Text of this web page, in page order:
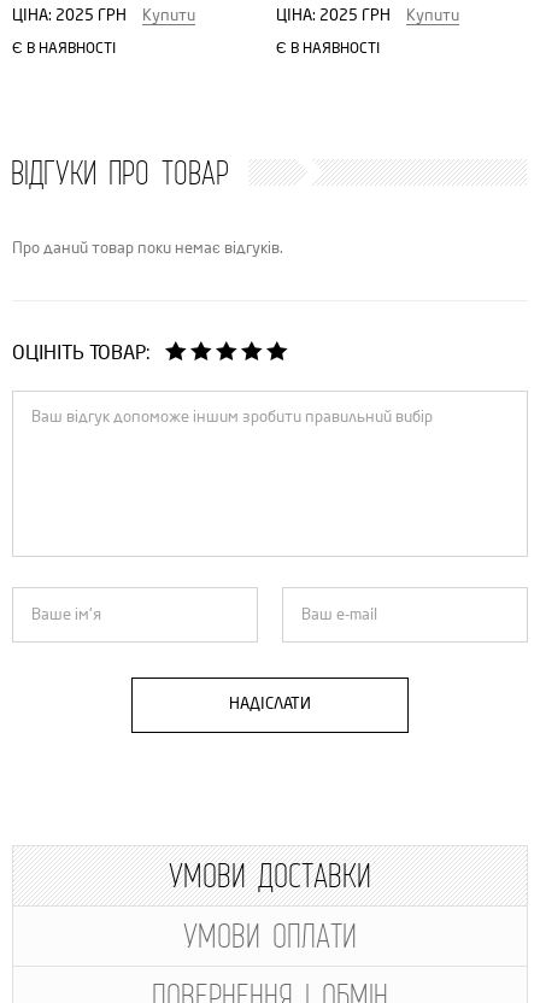
ЦІНА: 2025 ГРН Купити
Є В НАЯВНОСТІ
ЦІНА: 2025 ГРН Купити
Є В НАЯВНОСТІ
ВІДГУКИ ПРО ТОВАР
Про даний товар поки немає відгуків.
ОЦІНІТЬ ТОВАР:
НАДІСЛАТИ
УМОВИ ДОСТАВКИ
УМОВИ ОПЛАТИ